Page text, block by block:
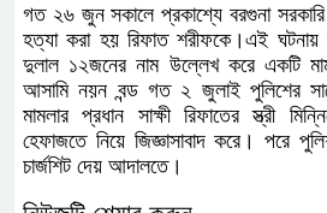
গত ২৬ জুন সকালে প্রকাশ্যে বরগুনা
হত্যা করা হয় রিফাত শরীফকে।এই ঘটনায়
দুলাল ১২জনের নাম উল্লেখ করে একটি
আসামি নয়ন বন্ড গত ২ জুলাই পুলিশের
মামলার প্রধান সাক্ষী রিফাতের স্ত্রী
হেফাজতে নিয়ে জিজ্ঞাসাবাদ করে। পরে
চার্জশিট দেয় আদালতে।